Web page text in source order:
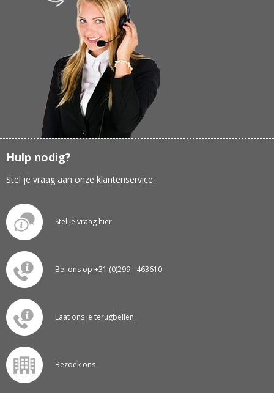
Hulp nodig?
Stel je vraag aan onze klantenservice:
Stel je vraag hier
Bel ons op +31 (0)299 - 463610
Laat ons je terugbellen
Bezoek ons